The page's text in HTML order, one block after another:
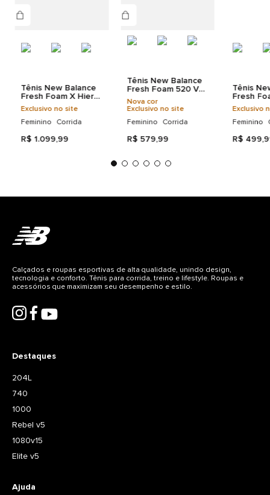
Tecnologias
Tênis New Balance
Fresh Foam X Hierro
V9 Feminino
Exclusivo no site
Feminino Corrida
R$ 1.099,99
Tênis New Balance
Fresh Foam 520 V9
Feminino
Nova cor
Exclusivo no site
Feminino Corrida
R$ 579,99
Tênis
Fresh
Feminino
Exclusivo
Feminino
R$ 499,
Destaques
204L
740
1000
Rebel v5
1080v15
Elite v5
Ajuda
Calçados e roupas esportivas de alta qualidade, unindo design,
tecnologia e conforto. Tênis para corrida, treino e lifestyle. Roupas e
acessórios que maximizam seu desempenho e estilo.